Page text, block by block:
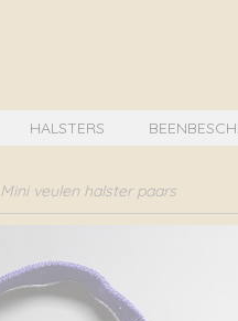
HALSTERS
Mini veulen halster paars